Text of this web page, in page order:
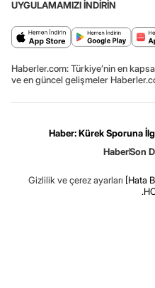
UYGULAMAMIZI İNDİRİN
Haberler.com: Türkiye’nin en
ve en güncel gelişmeler
Haber: Kürek Sporuna
HaberSon
Gizlilik ve çerez ayarları [Hata